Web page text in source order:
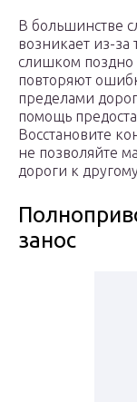
В большинстве
возникает из-за
слишком поздно
повторяют
пределами
помощь
Восстановите
не позволяйте
дороги к
занос